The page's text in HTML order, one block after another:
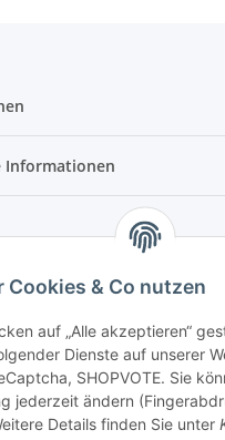
Cookies & Co nutzen
auf „Alle akzeptieren“
Dienste auf unserer
SHOPVOTE. Sie
jederzeit ändern
Details finden Sie unter
Informationen